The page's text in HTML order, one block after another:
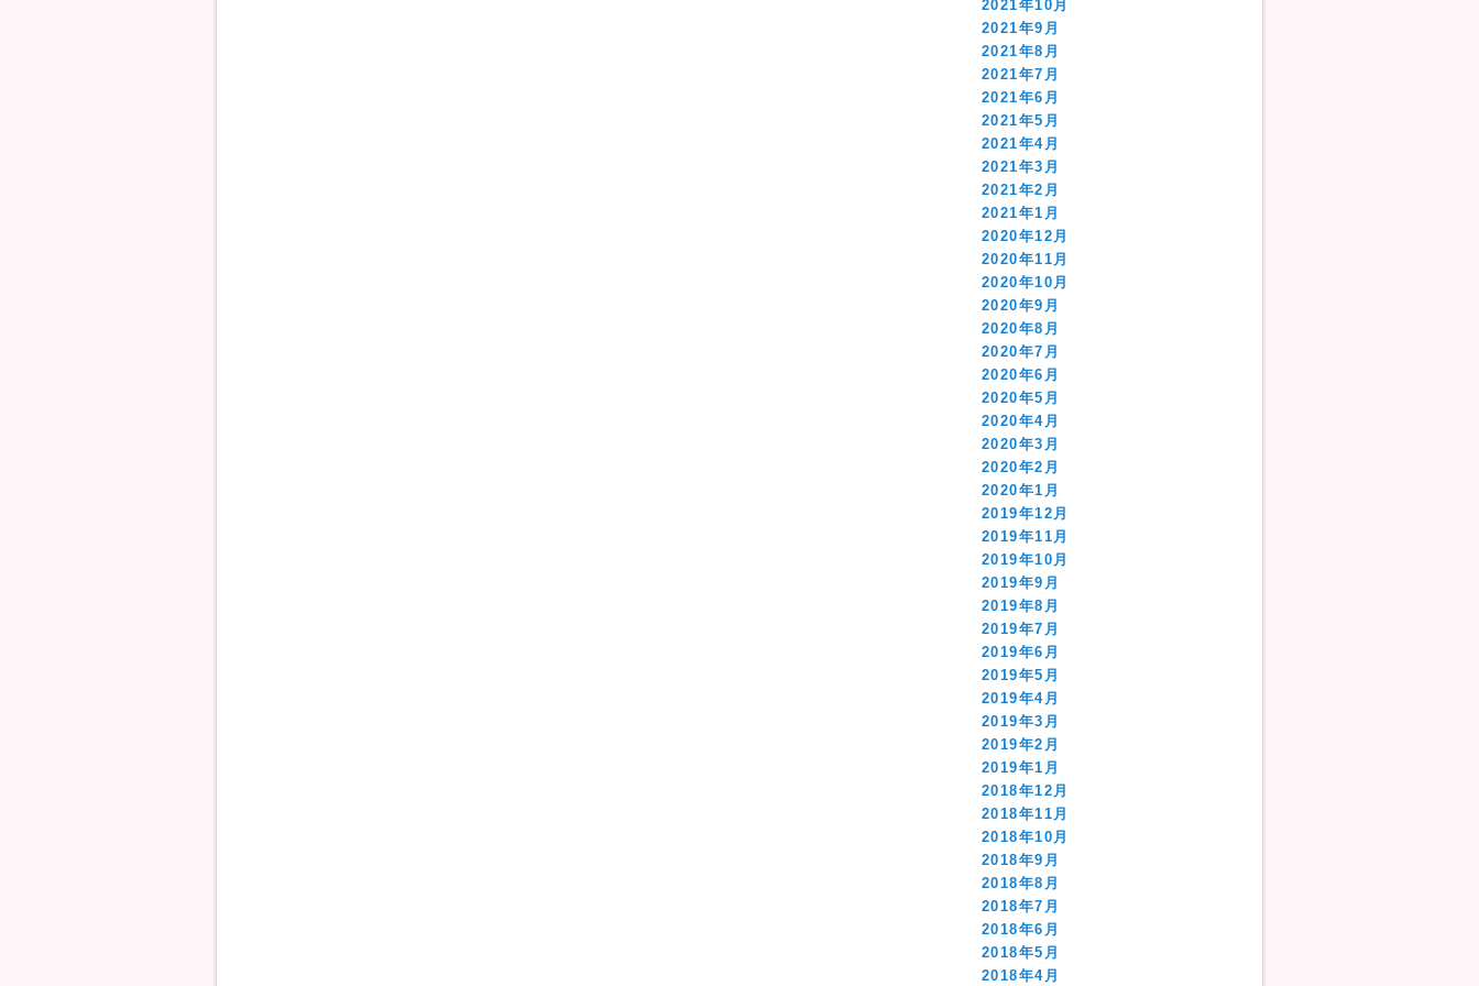
2021年10月
2021年9月
2021年8月
2021年7月
2021年6月
2021年5月
2021年4月
2021年3月
2021年2月
2021年1月
2020年12月
2020年11月
2020年10月
2020年9月
2020年8月
2020年7月
2020年6月
2020年5月
2020年4月
2020年3月
2020年2月
2020年1月
2019年12月
2019年11月
2019年10月
2019年9月
2019年8月
2019年7月
2019年6月
2019年5月
2019年4月
2019年3月
2019年2月
2019年1月
2018年12月
2018年11月
2018年10月
2018年9月
2018年8月
2018年7月
2018年6月
2018年5月
2018年4月